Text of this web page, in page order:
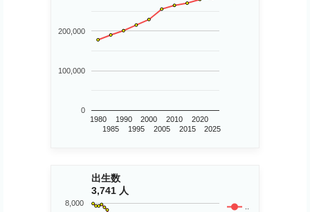
1980
1985
1990
1995
2000
2005
2010
2015
2020
2025
0
100,000
200,000
出生数
3,741 人
..
8,000